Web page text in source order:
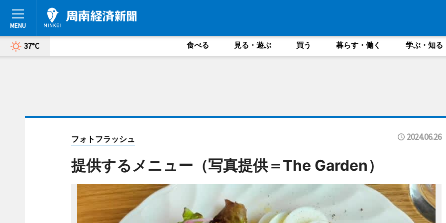
37°C 食べる 見る・遊ぶ 買う 暮らす・働く 学ぶ・知る
フォトフラッシュ 2024.06.26
提供するメニュー（写真提供＝The Garden）